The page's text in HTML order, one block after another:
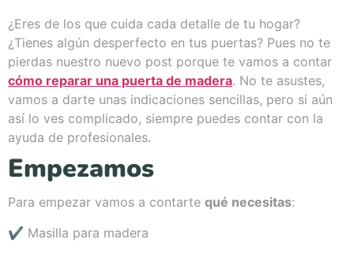
¿Eres de los que cuida cada detalle de tu hogar?
¿Tienes algún desperfecto en tus puertas? Pues no te
pierdas nuestro nuevo post porque te vamos a contar
cómo reparar una puerta de madera. No te asustes,
vamos a darte unas indicaciones sencillas, pero si aún
así lo ves complicado, siempre puedes contar con la
ayuda de profesionales.
Empezamos
Para empezar vamos a contarte qué necesitas:
✔ Masilla para madera